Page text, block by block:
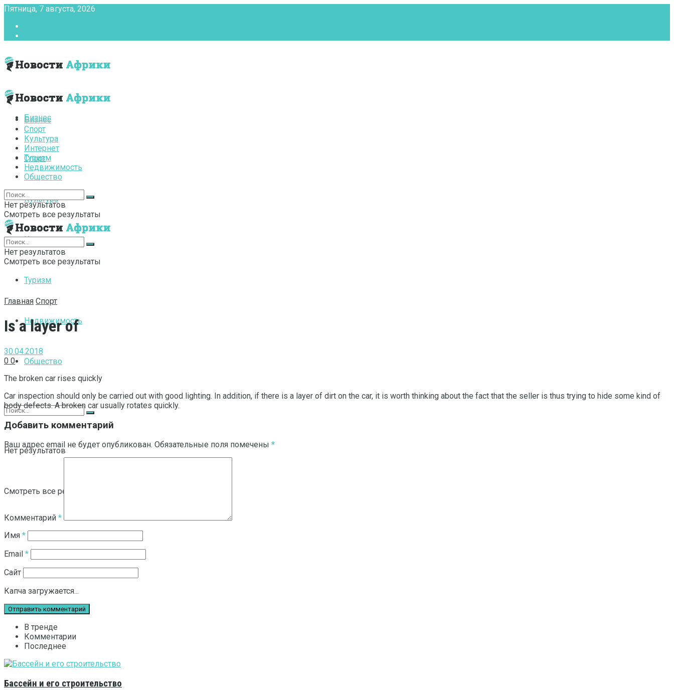
Пятница, 7 августа, 2026
Бизнес
Спорт
Культура
Интернет
Туризм
Недвижимость
Общество
Нет результатов
Смотреть все результаты
Бизнес
Спорт
Культура
Интернет
Туризм
Недвижимость
Общество
Нет результатов
Смотреть все результаты
Нет результатов
Смотреть все результаты
Главная Спорт
Is a layer of
30.04.2018
0 0
The broken car rises quickly
Car inspection should only be carried out with good lighting. In addition, if there is a layer of dirt on the car, it is worth thinking about the fact that the seller is thus trying to hide some kind of
body defects. A broken car usually rotates quickly.
Добавить комментарий
Ваш адрес email не будет опубликован. Обязательные поля помечены *
Комментарий *
Имя *
Email *
Сайт
Капча загружается...
В тренде
Комментарии
Последнее
Бассейн и его строительство